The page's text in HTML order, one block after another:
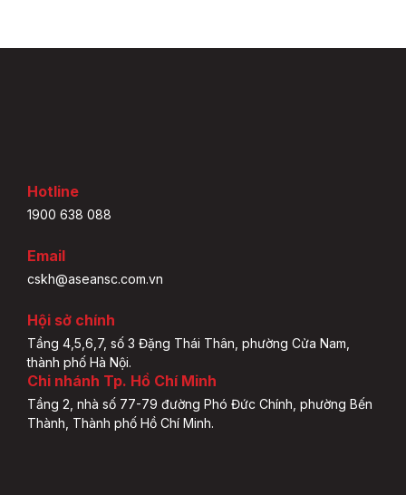
Hotline
1900 638 088
Email
cskh@aseansc.com.vn
Hội sở chính
Tầng 4,5,6,7, số 3 Đặng Thái Thân, phường Cửa Nam,
thành phố Hà Nội.
Chi nhánh Tp. Hồ Chí Minh
Tầng 2, nhà số 77-79 đường Phó Đức Chính, phường Bến
Thành, Thành phố Hồ Chí Minh.